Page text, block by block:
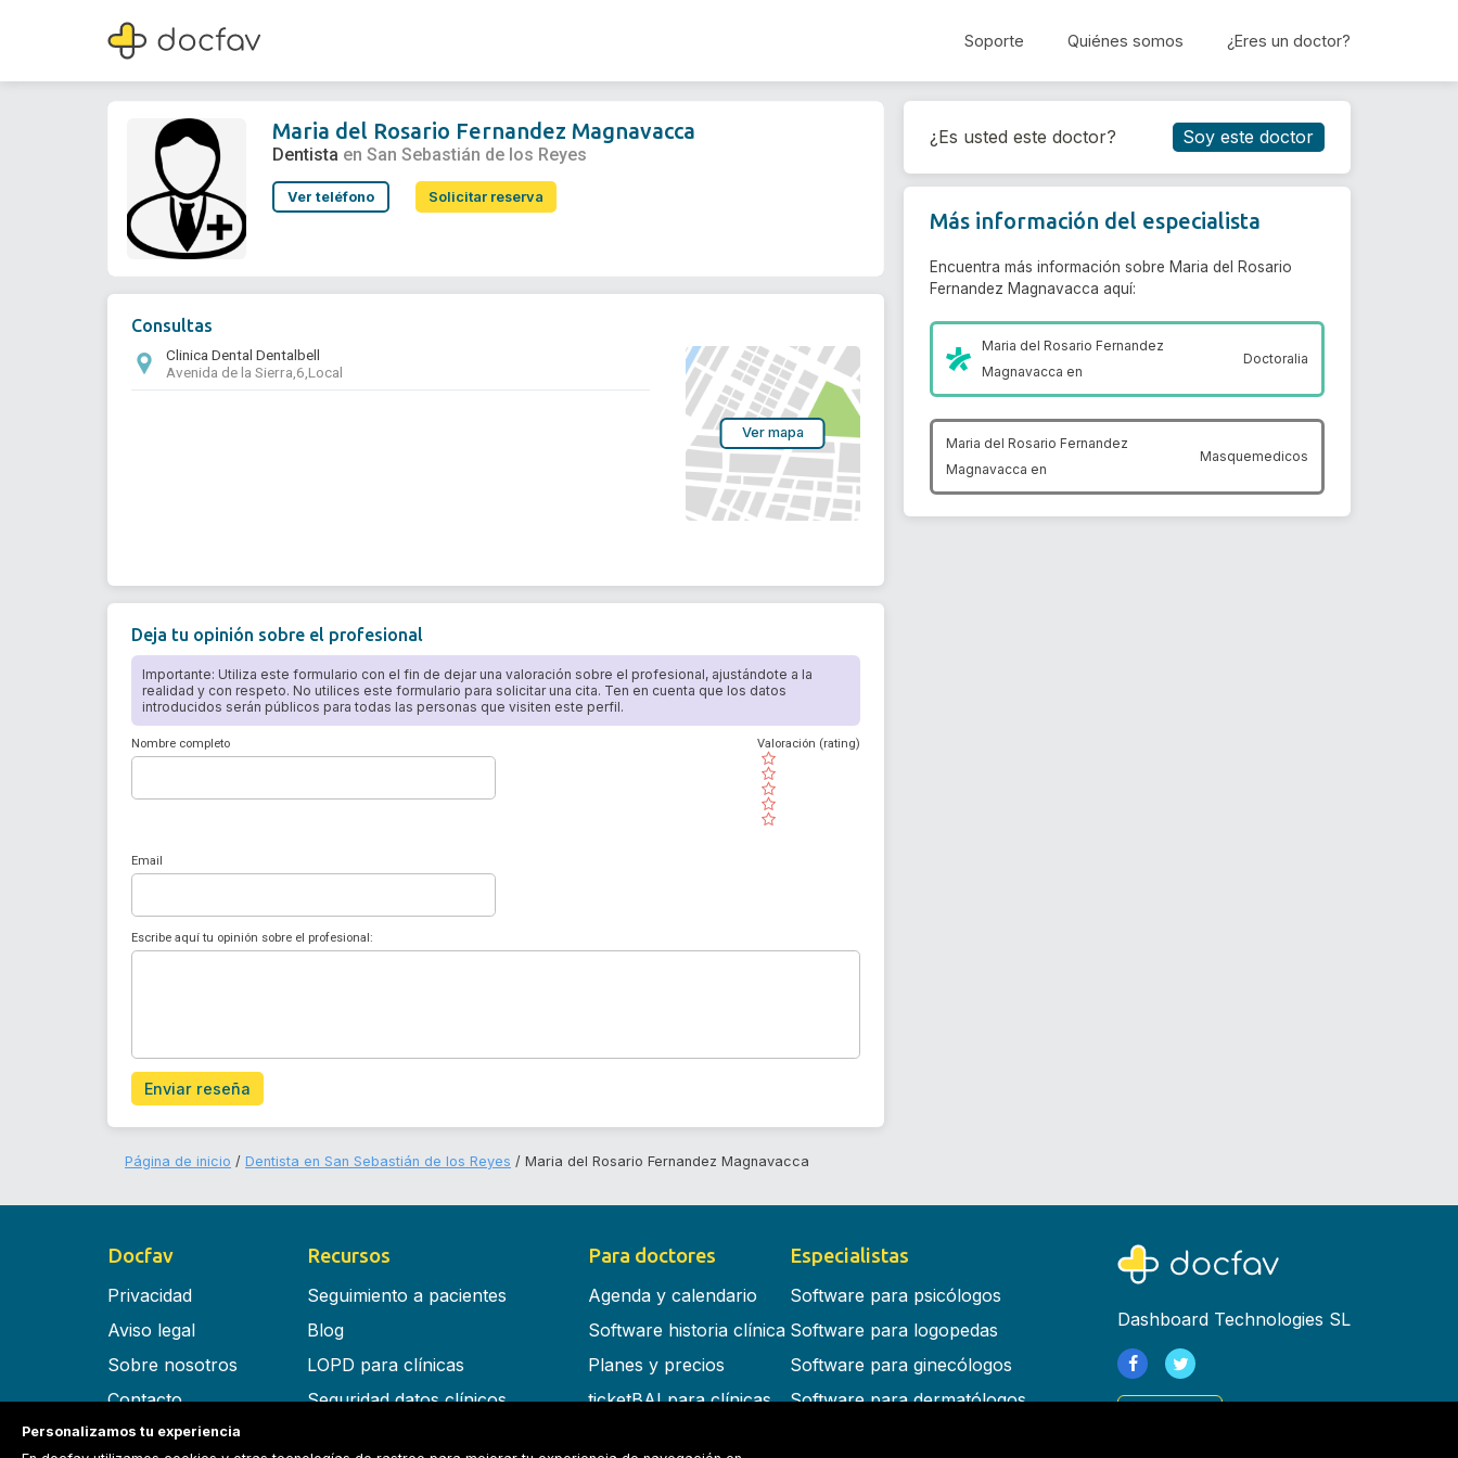
Soporte Quiénes somos ¿Eres un doctor?
Maria del Rosario Fernandez Magnavacca
Dentista
Reservar cita
Maria del Rosario Fernandez Magnavacca
Dentista en San Sebastián de los Reyes
Ver teléfono Solicitar reserva
Consultas
Clinica Dental Dentalbell
Avenida de la Sierra,6,Local
Ver mapa
Deja tu opinión sobre el profesional
Importante: Utiliza este formulario con el fin de dejar una valoración sobre el profesional, ajustándote a la
realidad y con respeto. No utilices este formulario para solicitar una cita. Ten en cuenta que los datos
introducidos serán públicos para todas las personas que visiten este perfil.
Nombre completo
( )
( )
( )
( )
( )
Valoración (rating)
Email
Escribe aquí tu opinión sobre el profesional:
Enviar reseña
¿Es usted este doctor? Soy este doctor
Más información del especialista
Encuentra más información sobre Maria del Rosario
Fernandez Magnavacca aquí:
Maria del Rosario Fernandez
Magnavacca en
Doctoralia
Maria del Rosario Fernandez
Magnavacca en
Masquemedicos
Página de inicio Dentista en San Sebastián de los Reyes Maria del Rosario Fernandez Magnavacca
Docfav
Privacidad
Aviso legal
Sobre nosotros
Contacto
Términos y condiciones
Recursos
Seguimiento a pacientes
Blog
LOPD para clínicas
Seguridad datos clínicos
Para doctores
Agenda y calendario
Software historia clínica
Planes y precios
ticketBAI para clínicas
Especialistas
Software para psicólogos
Software para logopedas
Software para ginecólogos
Software para dermatólogos
Dashboard Technologies SL
Personalizamos tu experiencia